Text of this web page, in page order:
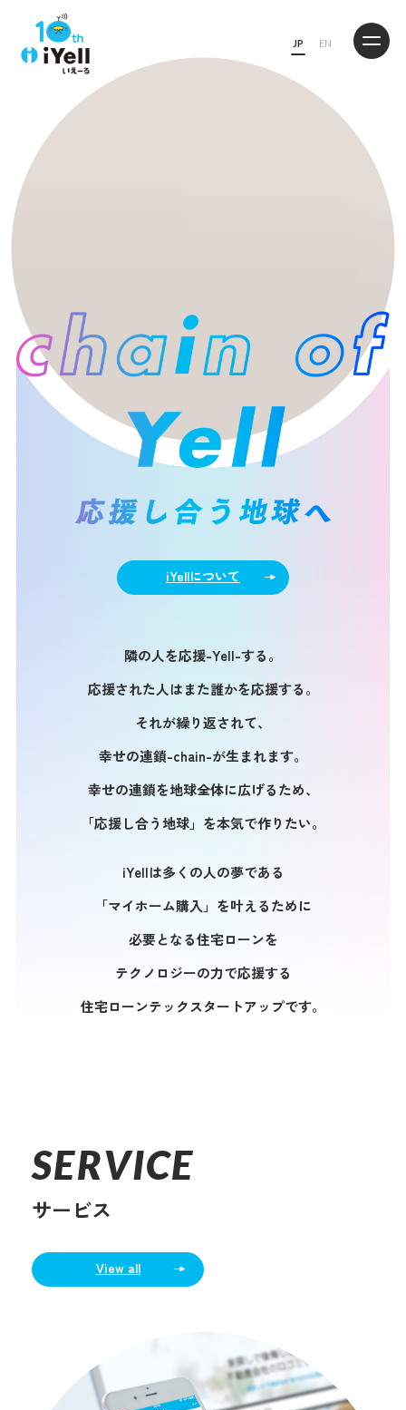
JP EN
iYellについて
隣の人を応援-Yell-する。
応援された人はまた誰かを応援する。
それが繰り返されて、
幸せの連鎖-chain-が生まれます。
幸せの連鎖を地球全体に広げるため、
「応援し合う地球」を本気で作りたい。
iYellは多くの人の夢である
「マイホーム購入」を叶えるために
必要となる住宅ローンを
テクノロジーの力で応援する
住宅ローンテックスタートアップです。
SERVICE
サービス
View all